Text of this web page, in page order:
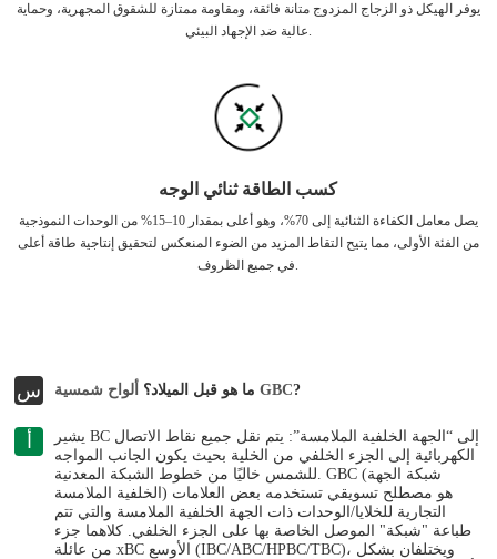
يوفر الهيكل ذو الزجاج المزدوج متانة فائقة، ومقاومة ممتازة للشقوق المجهرية، وحماية
عالية ضد الإجهاد البيئي.
كسب الطاقة ثنائي الوجه
يصل معامل الكفاءة الثنائية إلى 70%، وهو أعلى بمقدار 10–15% من الوحدات النموذجية
من الفئة الأولى، مما يتيح التقاط المزيد من الضوء المنعكس لتحقيق إنتاجية طاقة أعلى
في جميع الظروف.
س ما هو قبل الميلاد؟ ألواح شمسية GBC?
أ
يشير BC إلى “الجهة الخلفية الملامسة”: يتم نقل جميع نقاط الاتصال
الكهربائية إلى الجزء الخلفي من الخلية بحيث يكون الجانب المواجه
للشمس خاليًا من خطوط الشبكة المعدنية. GBC (شبكة الجهة
الخلفية الملامسة) هو مصطلح تسويقي تستخدمه بعض العلامات
التجارية للخلايا/الوحدات ذات الجهة الخلفية الملامسة والتي تتم
طباعة "شبكة" الموصل الخاصة بها على الجزء الخلفي. كلاهما جزء
من عائلة xBC الأوسع (IBC/ABC/HPBC/TBC)، ويختلفان بشكل